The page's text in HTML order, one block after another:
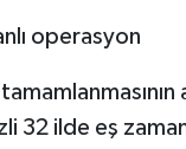
operasyon
32 ilde eş